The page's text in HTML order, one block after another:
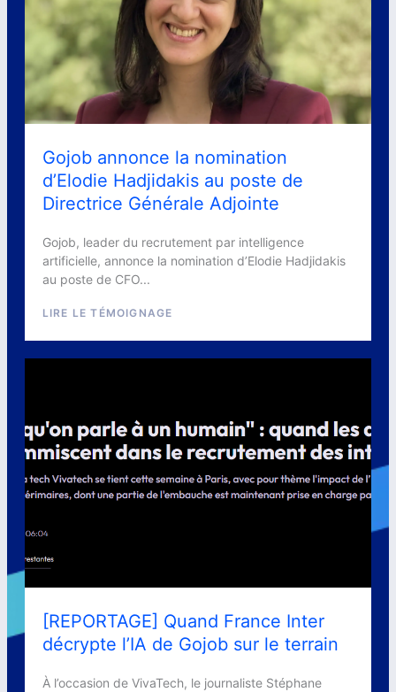
Gojob annonce la nomination
d’Elodie Hadjidakis au poste de
Directrice Générale Adjointe
Gojob, leader du recrutement par intelligence
artificielle, annonce la nomination d’Elodie Hadjidakis
au poste de CFO...
LIRE LE TÉMOIGNAGE
[REPORTAGE] Quand France Inter
décrypte l’IA de Gojob sur le terrain
À l’occasion de VivaTech, le journaliste Stéphane